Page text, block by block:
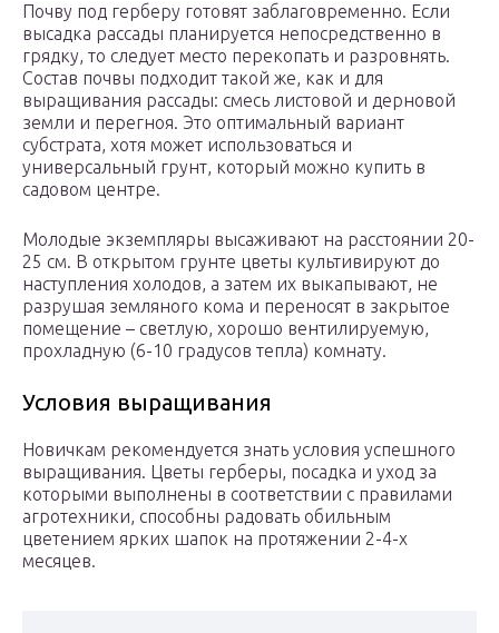
Почву под герберу готовят заблаговременно. Если
высадка рассады планируется непосредственно в
грядку, то следует место перекопать и разровнять.
Состав почвы подходит такой же, как и для
выращивания рассады: смесь листовой и дерновой
земли и перегноя. Это оптимальный вариант
субстрата, хотя может использоваться и
универсальный грунт, который можно купить в
садовом центре.
Молодые экземпляры высаживают на расстоянии 20-
25 см. В открытом грунте цветы культивируют до
наступления холодов, а затем их выкапывают, не
разрушая земляного кома и переносят в закрытое
помещение – светлую, хорошо вентилируемую,
прохладную (6-10 градусов тепла) комнату.
Условия выращивания
Новичкам рекомендуется знать условия успешного
выращивания. Цветы герберы, посадка и уход за
которыми выполнены в соответствии с правилами
агротехники, способны радовать обильным
цветением ярких шапок на протяжении 2-4-х
месяцев.